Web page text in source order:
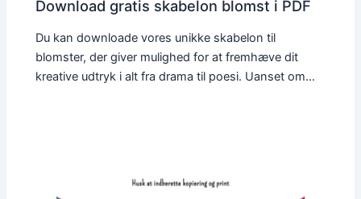
Download gratis skabelon blomst i PDF
Du kan downloade vores unikke skabelon til
blomster, der giver mulighed for at fremhæve dit
kreative udtryk i alt fra drama til poesi. Uanset om…